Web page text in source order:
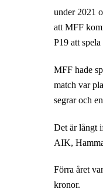
under 2021
att MFF
P19 att
MFF hade
match var
segrar och
Det är långt
AIK,
Förra året
kronor.